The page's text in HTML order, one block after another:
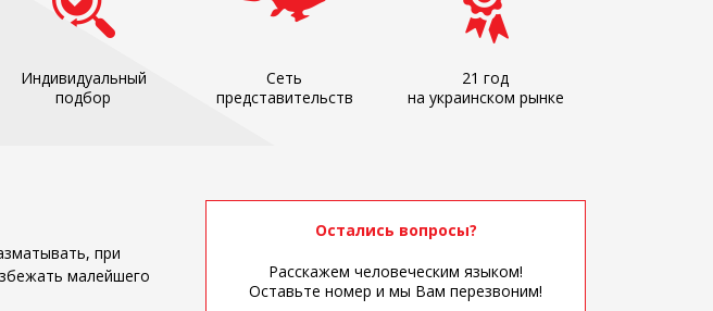
Индивидуальный
подбор
Сеть
представительств
21 год
на украинском рынке
Остались вопросы?
Расскажем человеческим языком!
Оставьте номер и мы Вам перезвоним!
при
малейшего